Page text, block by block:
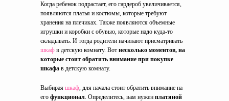
Когда ребенок подрастает, его гардероб увеличивается,
появляются платья и костюмы, которые требуют
хранения на плечиках. Также появляются объемные
игрушки и коробки с обувью, которые надо куда-то
складывать. И тогда родители начинают присматривать
шкаф в детскую комнату. Вот несколько моментов, на
которые стоит обратить внимание при покупке
шкафа в детскую комнату.
Выбирая шкаф, для начала стоит обратить внимание на
его функционал. Определитесь, вам нужен платяной